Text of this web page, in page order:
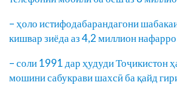
– ҳоло истифодабарандагони
кишвар зиёда аз 4,2 миллион
– соли 1991 дар ҳудуди Тоҷикистон
мошини сабукрави шахсӣ ба қайд